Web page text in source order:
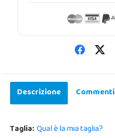
Descrizione Commenti
Taglia:Qual è la mia taglia?